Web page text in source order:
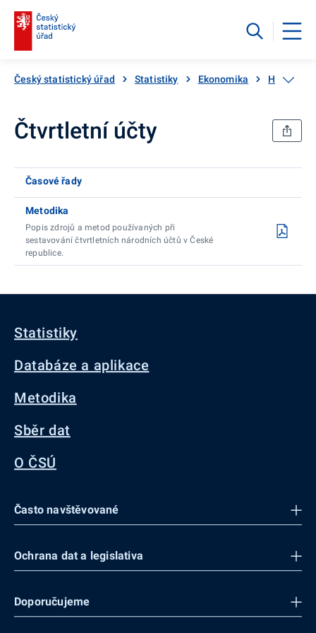
Český statistický úřad Statistiky Ekonomika HDP,
Čtvrtletní účty
Časové řady
Metodika
Popis zdrojů a metod používaných při
sestavování čtvrtletních národních účtů v České
republice.
Statistiky
Databáze a aplikace
Metodika
Sběr dat
O ČSÚ
Často navštěvované
Ochrana dat a legislativa
Doporučujeme